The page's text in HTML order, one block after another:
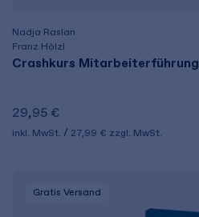
Nadja Raslan
Franz Hölzl
Crashkurs Mitarbeiterführung
29,95 €
inkl. MwSt. 27,99 € zzgl. MwSt.
Gratis Versand